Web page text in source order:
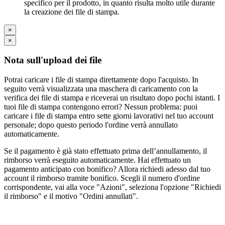
specifico per il prodotto, in quanto risulta molto utile durante
la creazione dei file di stampa.
×
×
Nota sull'upload dei file
Potrai caricare i file di stampa direttamente dopo l'acquisto. In
seguito verrà visualizzata una maschera di caricamento con la
verifica dei file di stampa e riceverai un risultato dopo pochi istanti. I
tuoi file di stampa contengono errori? Nessun problema: puoi
caricare i file di stampa entro sette giorni lavorativi nel tuo account
personale; dopo questo periodo l'ordine verrà annullato
automaticamente.
Se il pagamento è già stato effettuato prima dell’annullamento, il
rimborso verrà eseguito automaticamente. Hai effettuato un
pagamento anticipato con bonifico? Allora richiedi adesso dal tuo
account il rimborso tramite bonifico. Scegli il numero d'ordine
corrispondente, vai alla voce "Azioni", seleziona l'opzione "Richiedi
il rimborso" e il motivo "Ordini annullati".